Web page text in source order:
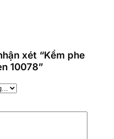
xét “Kềm phe
10078”